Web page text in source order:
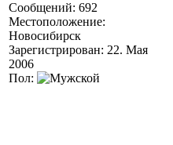
Сообщений: 692
Местоположение:
Новосибирск
Зарегистрирован: 22. Мая
2006
Пол: